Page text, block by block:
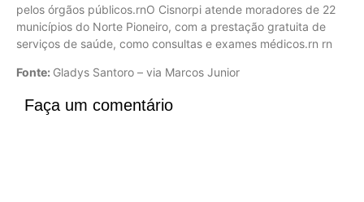
pelos órgãos públicos.rnO Cisnorpi atende moradores de 22
municípios do Norte Pioneiro, com a prestação gratuita de
serviços de saúde, como consultas e exames médicos.rn rn
Fonte: Gladys Santoro – via Marcos Junior
Faça um comentário